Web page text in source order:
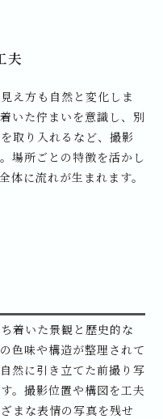
夫
え方も自然と変化しま
いた佇まいを意識し、別
取り入れるなど、撮影
場所ごとの特徴を活かし
体に流れが生まれます。
着いた景観と歴史的な
色味や構造が整理されて
然に引き立てた前撮り写
。撮影位置や構図を工夫
まな表情の写真を残せ